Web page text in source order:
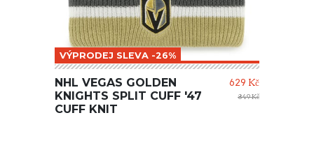
VÝPRODEJ SLEVA -26%
NHL VEGAS GOLDEN
KNIGHTS SPLIT CUFF '47
CUFF KNIT
629 Kč
849 Kč